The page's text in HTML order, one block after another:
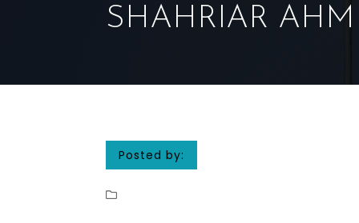
SHAHRIAR
Posted by: